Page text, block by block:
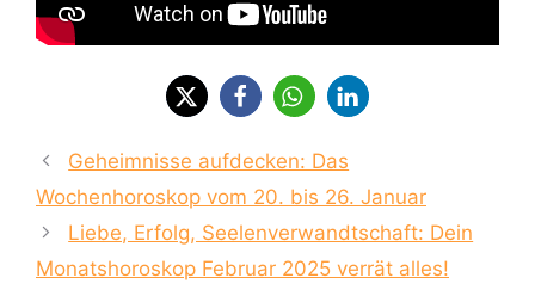
Geheimnisse aufdecken: Das
Wochenhoroskop vom 20. bis 26. Januar
Liebe, Erfolg, Seelenverwandtschaft: Dein
Monatshoroskop Februar 2025 verrät alles!